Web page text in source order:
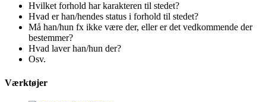
Hvilket forhold har karakteren til stedet?
Hvad er han/hendes status i forhold til stedet?
Må han/hun fx ikke være der, eller er det vedkommende der
bestemmer?
Hvad laver han/hun der?
Osv.
Værktøjer